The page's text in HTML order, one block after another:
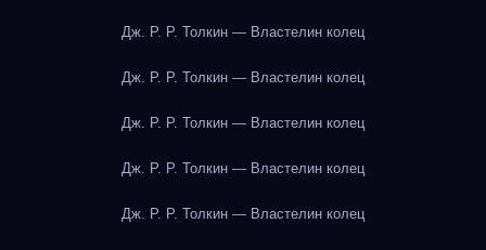
Дж. Р. Р. Толкин — Властелин колец
Дж. Р. Р. Толкин — Властелин колец
Дж. Р. Р. Толкин — Властелин колец
Дж. Р. Р. Толкин — Властелин колец
Дж. Р. Р. Толкин — Властелин колец